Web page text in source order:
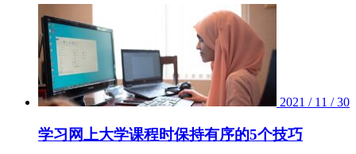
2021 / 11 / 30
学习网上大学课程时保持有序的5个技巧